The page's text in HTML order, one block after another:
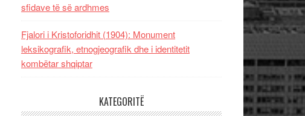
sfidave të së ardhmes
Fjalori i Kristoforidhit (1904): Monument
leksikografik, etnogjeografik dhe i identitetit
kombëtar shqiptar
KATEGORITË